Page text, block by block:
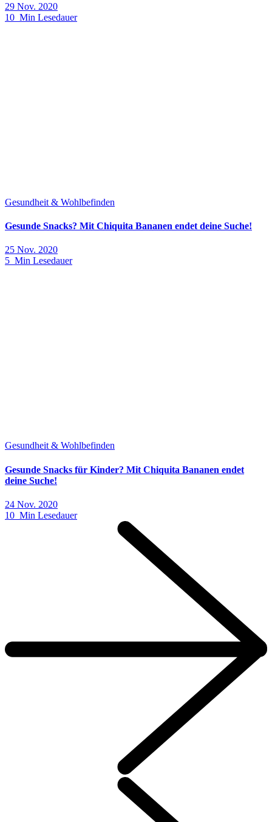
29 Nov. 2020
10 Min Lesedauer
Gesundheit & Wohlbefinden
Gesunde Snacks? Mit Chiquita Bananen endet deine Suche!
25 Nov. 2020
5 Min Lesedauer
Gesundheit & Wohlbefinden
Gesunde Snacks für Kinder? Mit Chiquita Bananen endet
deine Suche!
24 Nov. 2020
10 Min Lesedauer